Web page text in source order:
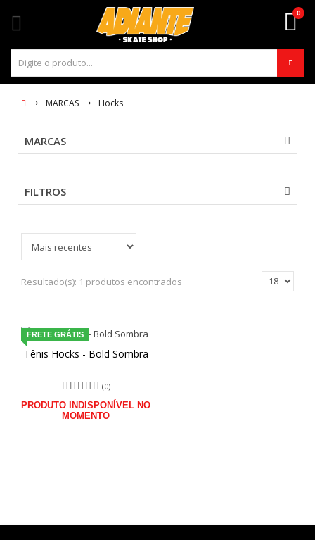
0
MARCAS Hocks
MARCAS
FILTROS
Resultado(s): 1 produtos encontrados
FRETE GRÁTIS
Tênis Hocks - Bold Sombra
(0)
PRODUTO INDISPONÍVEL NO
MOMENTO